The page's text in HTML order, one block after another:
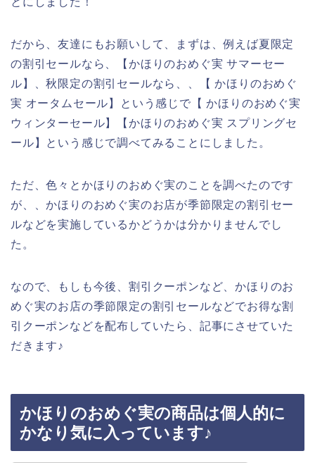
だから、友達にもお願いして、まずは、例えば夏限定
の割引セールなら、【かほりのおめぐ実 サマーセー
ル】、秋限定の割引セールなら、、【 かほりのおめぐ
実 オータムセール】という感じで【 かほりのおめぐ実
ウィンターセール】【かほりのおめぐ実 スプリングセ
ール】という感じで調べてみることにしました。
ただ、色々とかほりのおめぐ実のことを調べたのです
が、、かほりのおめぐ実のお店が季節限定の割引セー
ルなどを実施しているかどうかは分かりませんでし
た。
なので、もしも今後、割引クーポンなど、かほりのお
めぐ実のお店の季節限定の割引セールなどでお得な割
引クーポンなどを配布していたら、記事にさせていた
だきます♪
かほりのおめぐ実の商品は個人的に
かなり気に入っています♪